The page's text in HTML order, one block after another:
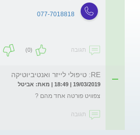
077-7018818
תגובה (0)
RE: טיפולי לייזר ואנטיביוטיקה
19/03/2019 | 18:49 | מאת: אביטל
צפוויט פורטה אחד מהם ?
תגובה